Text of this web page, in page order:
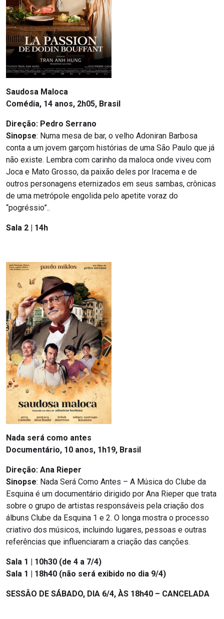
Saudosa Maloca
Comédia, 14 anos, 2h05, Brasil
Direção: Pedro Serrano
Sinopse: Numa mesa de bar, o velho Adoniran Barbosa
conta a um jovem garçom histórias de uma São Paulo que já
não existe. Lembra com carinho da maloca onde viveu com
Joca e Mato Grosso, da paixão deles por Iracema e de
outros personagens eternizados em seus sambas, crônicas
de uma metrópole engolida pelo apetite voraz do
“pogréssio”..
Sala 2 | 14h
Nada será como antes
Documentário, 10 anos, 1h19, Brasil
Direção: Ana Rieper
Sinopse: Nada Será Como Antes – A Música do Clube da
Esquina é um documentário dirigido por Ana Rieper que trata
sobre o grupo de artistas responsáveis pela criação dos
álbuns Clube da Esquina 1 e 2. O longa mostra o processo
criativo dos músicos, incluindo lugares, pessoas e outras
referências que influenciaram a criação das canções.
Sala 1 | 10h30 (de 4 a 7/4)
Sala 1 | 18h40 (não será exibido no dia 9/4)
SESSÂO DE SÁBADO, DIA 6/4, ÀS 18h40 – CANCELADA